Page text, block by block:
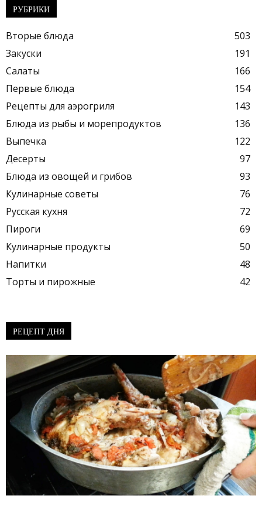
РУБРИКИ
Вторые блюда
503
Закуски
191
Салаты
166
Первые блюда
154
Рецепты для аэрогриля
143
Блюда из рыбы и морепродуктов
136
Выпечка
122
Десерты
97
Блюда из овощей и грибов
93
Кулинарные советы
76
Русская кухня
72
Пироги
69
Кулинарные продукты
50
Напитки
48
Торты и пирожные
42
РЕЦЕПТ ДНЯ